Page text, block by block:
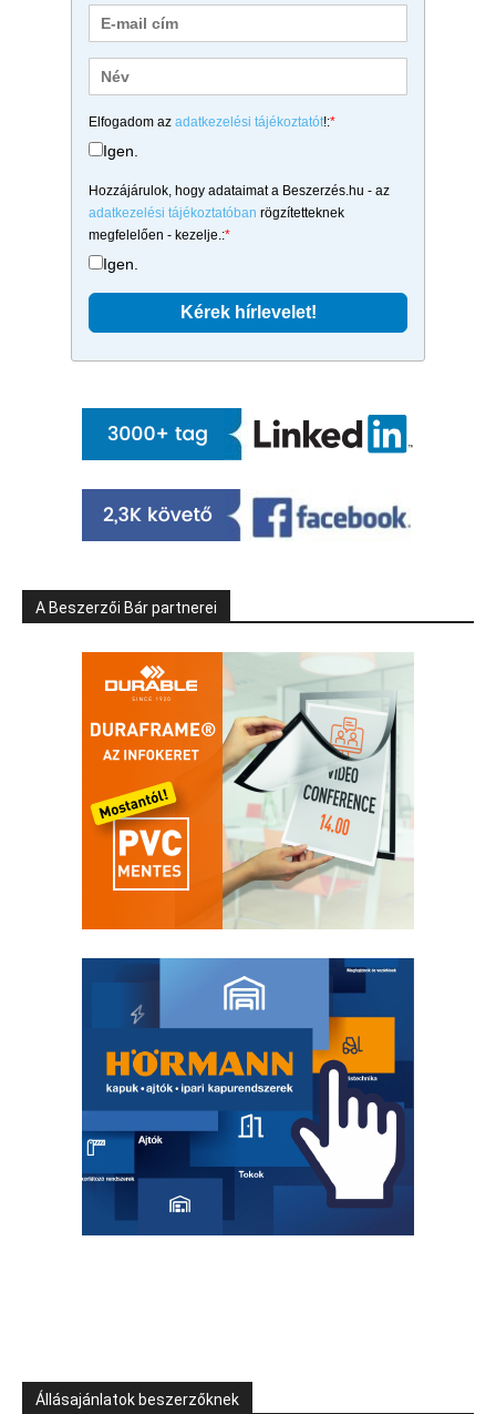
Elfogadom az adatkezelési tájékoztatót!:*
Igen.
Hozzájárulok, hogy adataimat a Beszerzés.hu - az
adatkezelési tájékoztatóban rögzítetteknek
megfelelően - kezelje.:*
Igen.
A Beszerzői Bár partnerei
Állásajánlatok beszerzőknek